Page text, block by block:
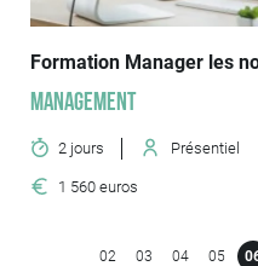
Formation Manager les
Management
2 jours Présentiel
1 560 euros
02 03 04 05